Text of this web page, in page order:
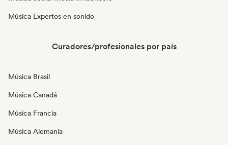
Música Expertos en sonido
Curadores/profesionales por país
Música Brasil
Música Canadá
Música Francia
Música Alemania